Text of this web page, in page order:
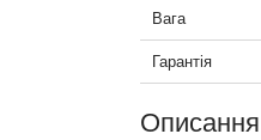
Вага
Гарантія
Описання